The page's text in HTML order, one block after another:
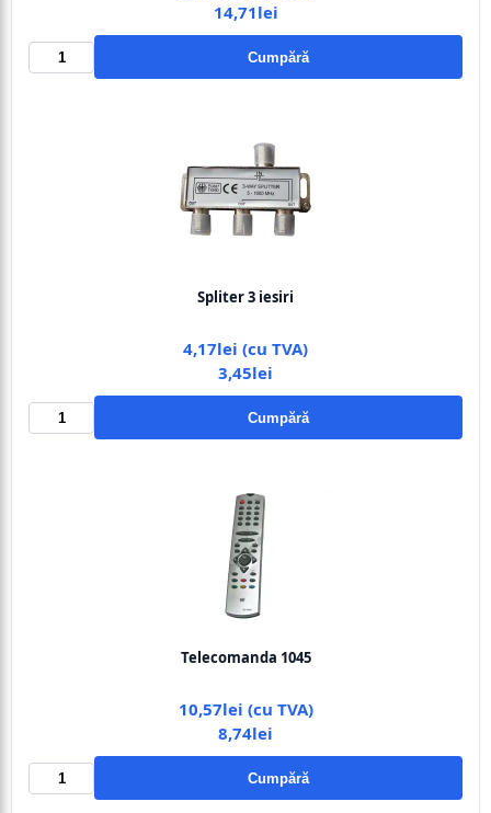
14,71lei
Cumpără
Spliter 3 iesiri
4,17lei (cu TVA)
3,45lei
Cumpără
Telecomanda 1045
10,57lei (cu TVA)
8,74lei
Cumpără